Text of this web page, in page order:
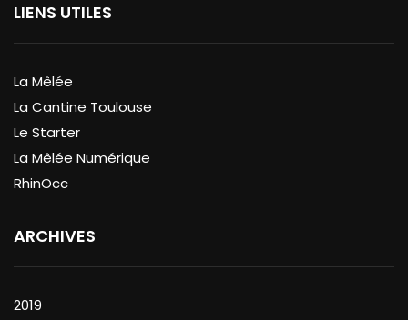
LIENS UTILES
La Mêlée
La Cantine Toulouse
Le Starter
La Mêlée Numérique
RhinOcc
ARCHIVES
2019